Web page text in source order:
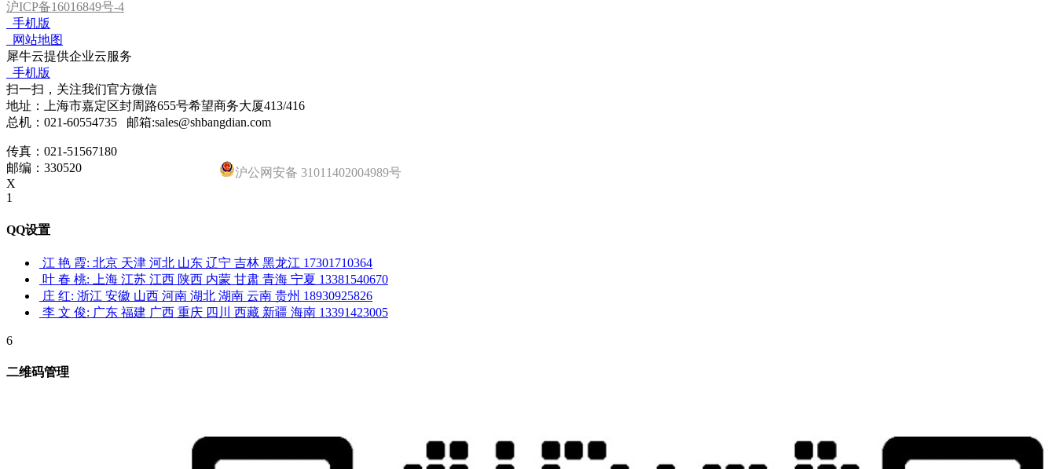
气动液压流体控制
服务中心
我们的服务
关于我们
公司简介
企业文化
联系方式
Copyright © 2005 - 2013 上海邦典机电设备有限公司
沪ICP备16016849号-4
网站地图
手机版
扫一扫，关注我们官方微信
地址：上海市嘉定区封周路655号希望商务大厦413/416
机：021-60554735 邮箱:sales@shbangdian.com
传真：021-51567180
邮编：330520
X
江 艳 霞: 北京 天津 河北 山东 辽宁 吉林 黑龙江 17301710364